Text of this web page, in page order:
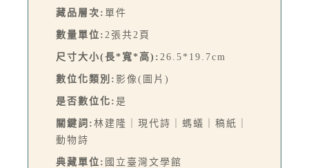
藏品層次: 單件
數量單位: 2張共2頁
尺寸大小(長*寬*高): 26.5*19.7cm
數位化類別: 影像(圖片)
是否數位化: 是
關鍵詞: 林建隆｜現代詩｜螞蟻｜稿紙｜
動物詩
典藏單位: 國立臺灣文學館